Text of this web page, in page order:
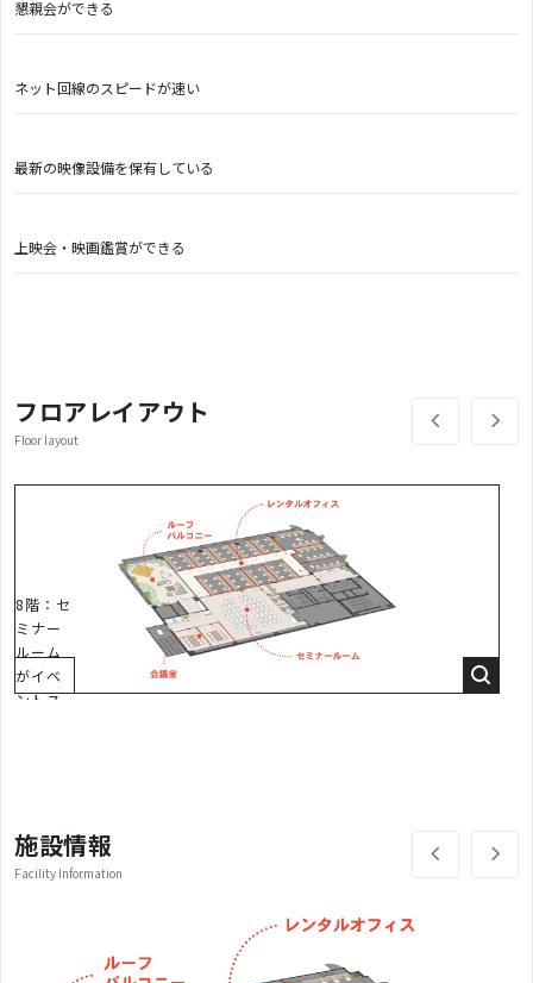
懇親会ができる
ネット回線のスピードが速い
最新の映像設備を保有している
上映会・映画鑑賞ができる
フロアレイアウト
Floor layout
8階：セ
ミナー
ルーム
がイベ
ントス
施設情報
Facility Information